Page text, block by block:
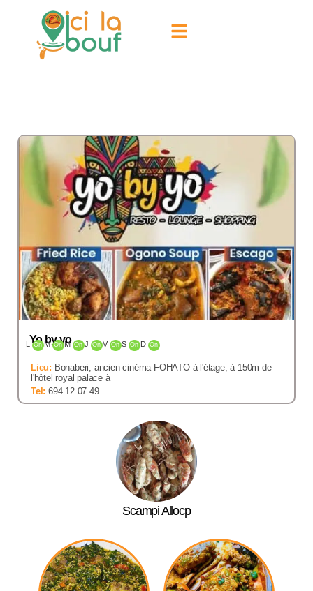
Yo by yo
L On M On M On J On V On S On D On
Lieu: Bonaberi, ancien cinéma FOHATO à l'étage, à 150m de
l'hôtel royal palace à
Tel: 694 12 07 49
Scampi Allocp